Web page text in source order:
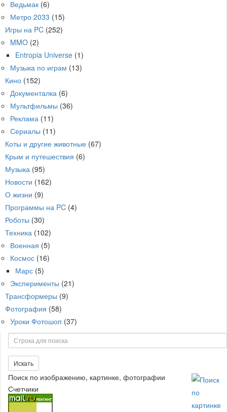
Ведьмак (6)
Метро 2033 (15)
Игры на PC (252)
MMO (2)
Entropia Universe (1)
Музыка по играм (13)
Кино (152)
Документалка (6)
Мультфильмы (36)
Реклама (11)
Сериалы (11)
Коты и другие животные (67)
Крым и путешествия (6)
Музыка (95)
Новости (162)
О жизни (9)
Программы на PC (4)
Роботы (30)
Техника (102)
Военная (5)
Космос (16)
Марс (5)
Эксперименты (21)
Трансформеры (9)
Фотография (58)
Уроки Фотошоп (37)
Поиск
Искать
Поиск по изображению, картинке, фотографии
Счетчики